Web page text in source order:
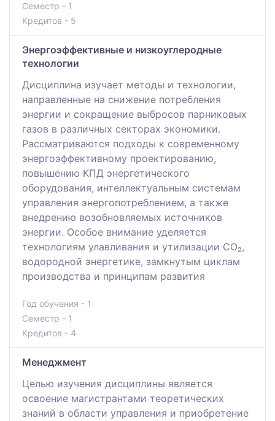
Семестр - 1
Кредитов - 5
Энергоэффективные и низкоуглеродные
технологии
Дисциплина изучает методы и технологии,
направленные на снижение потребления
энергии и сокращение выбросов парниковых
газов в различных секторах экономики.
Рассматриваются подходы к современному
энергоэффективному проектированию,
повышению КПД энергетического
оборудования, интеллектуальным системам
управления энергопотреблением, а также
внедрению возобновляемых источников
энергии. Особое внимание уделяется
технологиям улавливания и утилизации CO₂,
водородной энергетике, замкнутым циклам
производства и принципам развития
Год обучения - 1
Семестр - 1
Кредитов - 4
Менеджмент
Целью изучения дисциплины является
освоение магистрантами теоретических
знаний в области управления и приобретение